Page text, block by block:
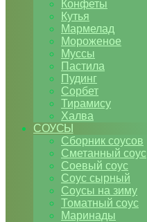
Конфеты
Кутья
Мармелад
Мороженое
Муссы
Пастила
Пудинг
Сорбет
Тирамису
Халва
СОУСЫ
Сборник соусов
Сметанный соус
Соевый соус
Соус сырный
Соусы на зиму
Томатный соус
Маринады